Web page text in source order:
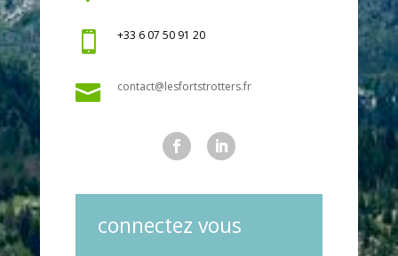
 +33 6 07 50 91 20
 contact@lesfortstrotters.fr
connectez vous